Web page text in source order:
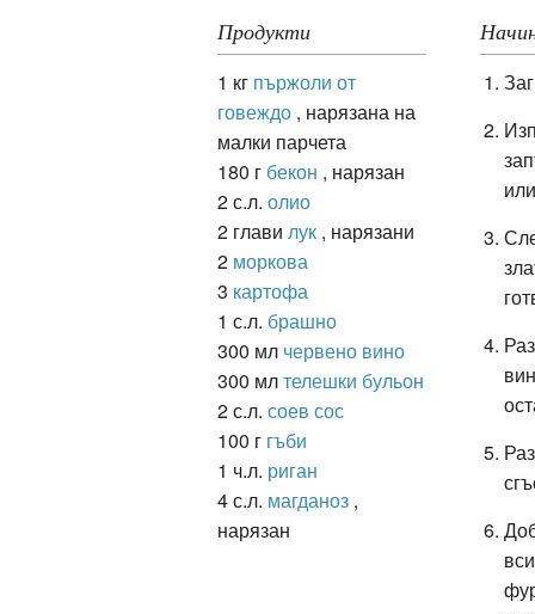
Продукти
1 кг пържоли от
говеждо , нарязана на
малки парчета
180 г бекон , нарязан
2 с.л. олио
2 глави лук , нарязани
2 моркова
3 картофа
1 с.л. брашно
300 мл червено вино
300 млтелешки бульон
2 с.л. соев сос
100 г гъби
1 ч.л. риган
4 с.л. магданоз ,
нарязан